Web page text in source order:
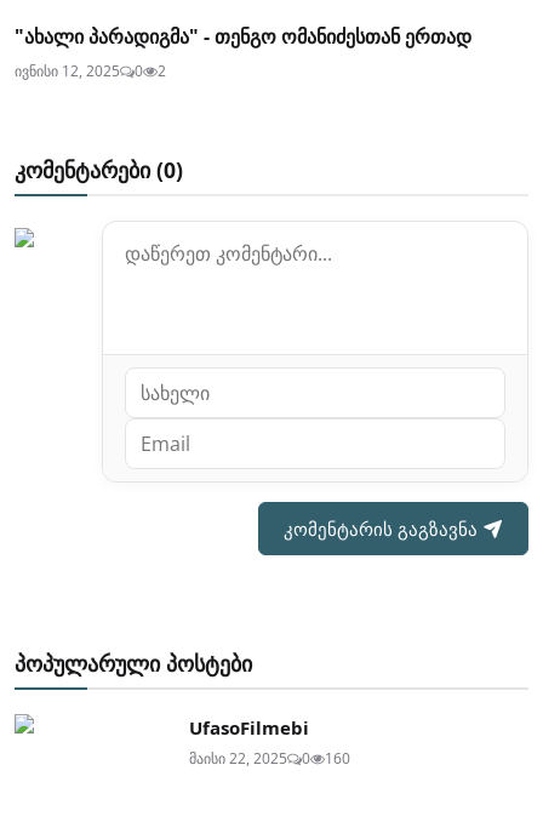
"ახალი პარადიგმა" - თენგო ომანიძესთან ერთად
ივნისი 12, 2025 0 2
კომენტარები (0)
კომენტარის გაგზავნა
პოპულარული პოსტები
UfasoFilmebi
მაისი 22, 2025 0 160